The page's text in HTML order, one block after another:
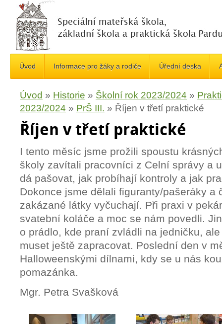
Úvod Informace pro žáky a rodiče Úřední deska
Úvod » Historie » Školní rok 2023/2024 »
2023/2024 » PrŠ III. » Říjen v třetí praktické
Říjen v třetí praktické
I tento měsíc jsme prožili spoustu
školy zavítali pracovníci z Celní správy a
dá pašovat, jak probíhají kontroly a jak
Dokonce jsme dělali figuranty/pašeráky a
zakázané látky vyčuchají. Při praxi v
svatební koláče a moc se nám povedli.
o prádlo, kde praní zvládli na jedničku,
muset ještě zapracovat. Poslední den v
Halloweenskými dílnami, kdy se u nás
pomazánka.
Mgr. Petra Svašková